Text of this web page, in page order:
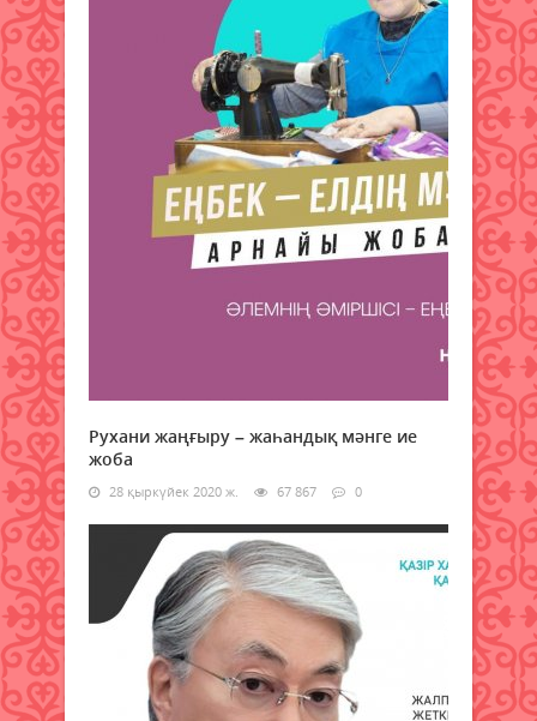
Рухани жаңғыру – жаһандық мәнге ие
жоба
28 қыркүйек 2020 ж. 67 867 0